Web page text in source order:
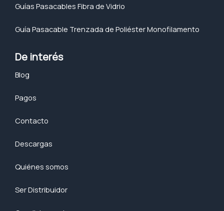
Guías Pasacables Fibra de Vidrio
Guía Pasacable Trenzada de Poliéster Monofilamento
De interés
Blog
Pagos
Contacto
Descargas
Quiénes somos
Ser Distribuidor